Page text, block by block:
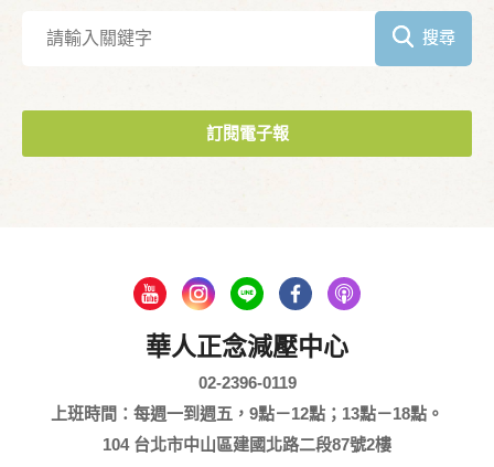
搜尋
訂閱電子報
華人正念減壓中心
02-2396-0119
上班時間：每週一到週五，9點－12點；13點－18點。
104 台北市中山區建國北路二段87號2樓